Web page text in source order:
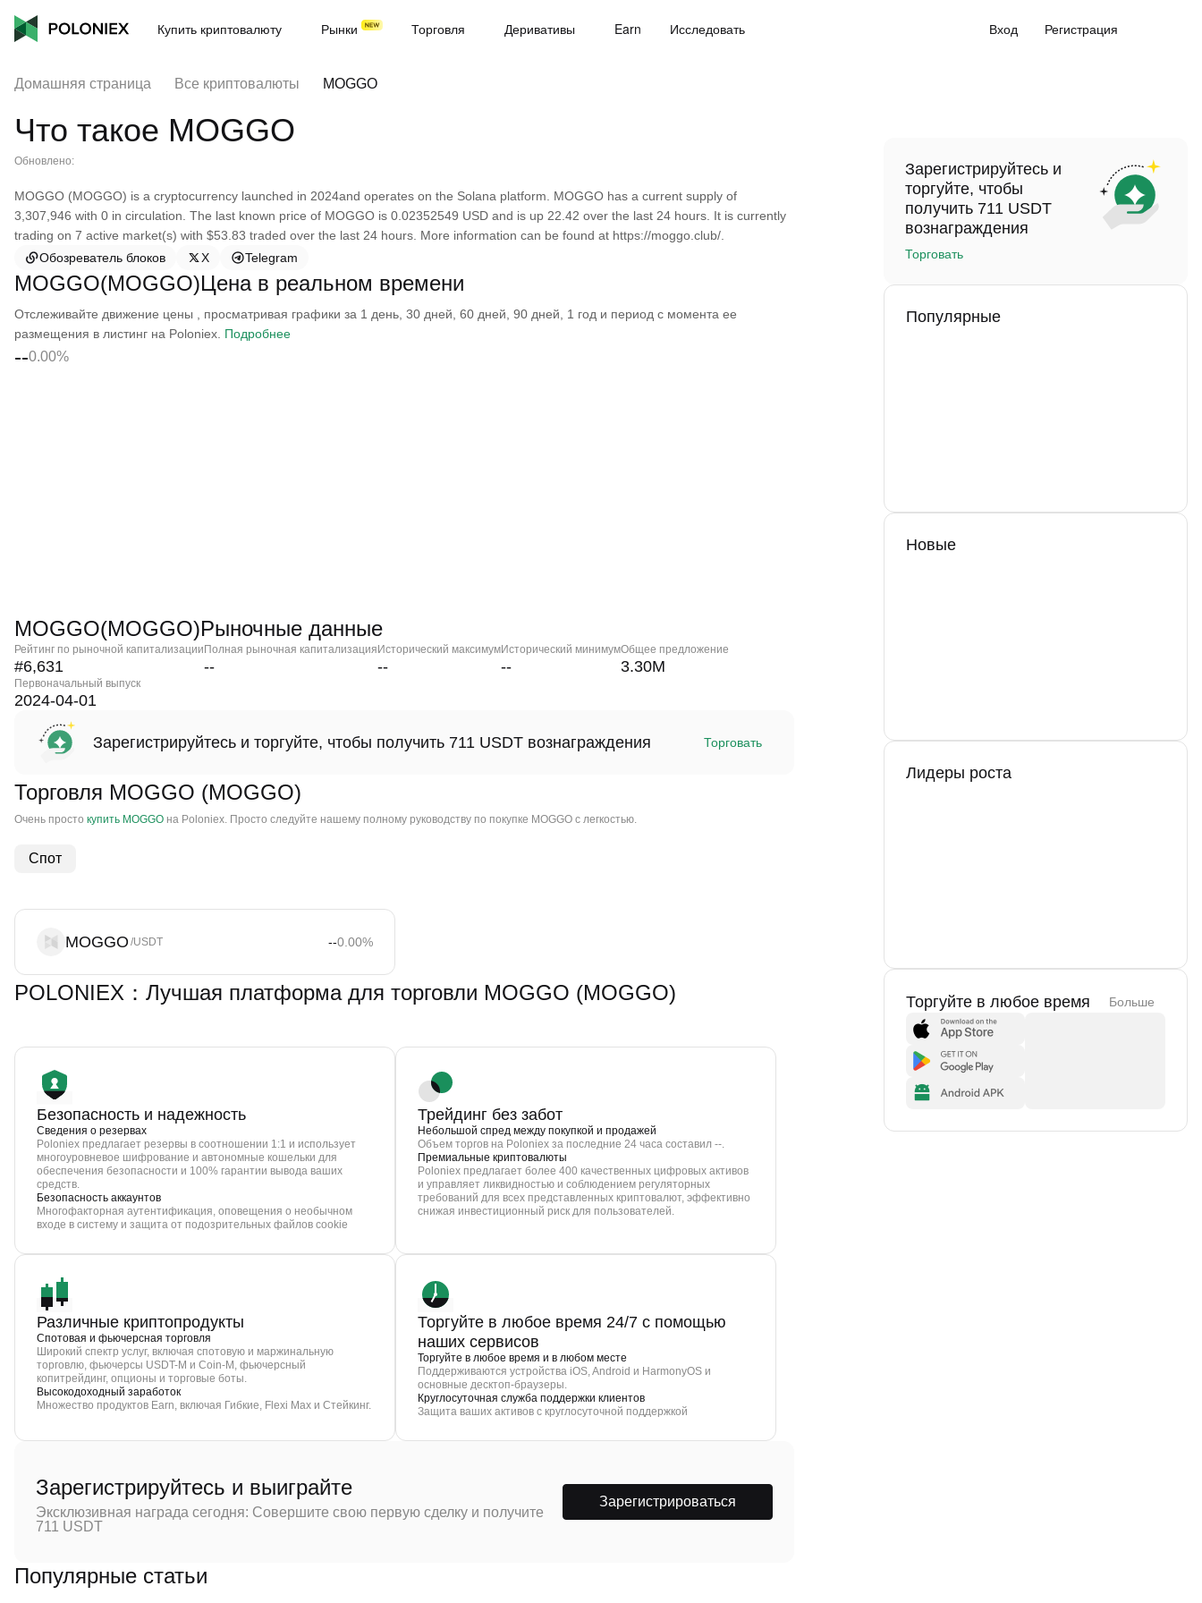
Купить криптовалюту Рынки Торговля Деривативы Earn Исследовать Вход Регистрация
Домашняя страница Все криптовалюты MOGGO
Что такое MOGGO
Обновлено:
MOGGO (MOGGO) is a cryptocurrency launched in 2024and operates on the Solana platform. MOGGO has a current supply of
3,307,946 with 0 in circulation. The last known price of MOGGO is 0.02352549 USD and is up 22.42 over the last 24 hours. It is currently
trading on 7 active market(s) with $53.83 traded over the last 24 hours. More information can be found at https://moggo.club/.
Обозреватель блоков
X Telegram
MOGGO(MOGGO)Цена в реальном времени
Отслеживайте движение цены , просматривая графики за 1 день, 30 дней, 60 дней, 90 дней, 1 год и период с момента ее
размещения в листинг на Poloniex. Подробнее
--0.00%
MOGGO(MOGGO)Рыночные данные
Рейтинг по рыночной капитализации
#6,631
Полная рыночная капитализация
--
Исторический максимум
--
Исторический минимум
--
Общее предложение
3.30M
Первоначальный выпуск
2024-04-01
Зарегистрируйтесь и торгуйте, чтобы получить 711 USDT вознаграждения Торговать
Торговля MOGGO (MOGGO)
Очень просто купить MOGGO на Poloniex. Просто следуйте нашему полному руководству по покупке MOGGO с легкостью.
Спот
MOGGO /USDT --0.00%
POLONIEX：Лучшая платформа для торговли MOGGO (MOGGO)
Безопасность и надежность
Сведения о резервах
Poloniex предлагает резервы в соотношении 1:1 и использует
многоуровневое шифрование и автономные кошельки для
обеспечения безопасности и 100% гарантии вывода ваших
средств.
Безопасность аккаунтов
Многофакторная аутентификация, оповещения о необычном
входе в систему и защита от подозрительных файлов cookie
Трейдинг без забот
Небольшой спред между покупкой и продажей
Объем торгов на Poloniex за последние 24 часа составил --.
Премиальные криптовалюты
Poloniex предлагает более 400 качественных цифровых активов
и управляет ликвидностью и соблюдением регуляторных
требований для всех представленных криптовалют, эффективно
снижая инвестиционный риск для пользователей.
Различные криптопродукты
Спотовая и фьючерсная торговля
Широкий спектр услуг, включая спотовую и маржинальную
торговлю, фьючерсы USDT-M и Coin-M, фьючерсный
копитрейдинг, опционы и торговые боты.
Высокодоходный заработок
Множество продуктов Earn, включая Гибкие, Flexi Max и Стейкинг.
Торгуйте в любое время 24/7 с помощью
наших сервисов
Торгуйте в любое время и в любом месте
Поддерживаются устройства iOS, Android и HarmonyOS и
основные десктоп-браузеры.
Круглосуточная служба поддержки клиентов
Защита ваших активов с круглосуточной поддержкой
Зарегистрируйтесь и выиграйте
Эксклюзивная награда сегодня: Совершите свою первую сделку и получите
711 USDT
Зарегистрироваться
Популярные статьи
Зарегистрируйтесь и
торгуйте, чтобы
получить 711 USDT
вознаграждения
Торговать
Популярные
Новые
Лидеры роста
Торгуйте в любое время Больше